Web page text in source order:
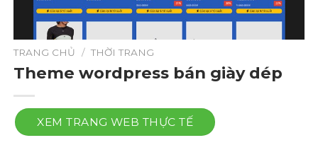
TRANG CHỦ / THỜI TRANG
Theme wordpress bán giày dép
XEM TRANG WEB THỰC TẾ